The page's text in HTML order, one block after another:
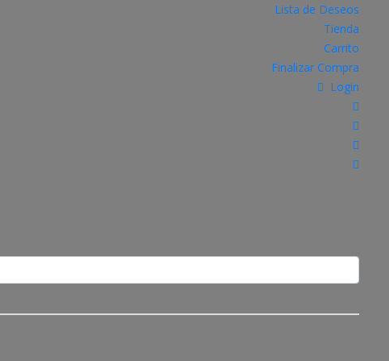
Lista de Deseos
Tienda
Carrito
Finalizar Compra
Login